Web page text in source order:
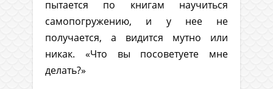
пытается по книгам научиться
самопогружению, и у нее не
получается, а видится мутно или
никак. «Что вы посоветуете мне
делать?»